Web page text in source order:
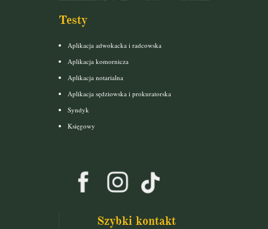
Testy
Aplikacja adwokacka i radcowska
Aplikacja komornicza
Aplikacja notarialna
Aplikacja sędziowska i prokuratorska
Syndyk
Księgowy
Szybki kontakt